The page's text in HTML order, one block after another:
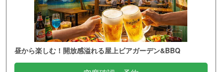
昼から楽しむ！開放感溢れる屋上ビアガーデン&BBQ